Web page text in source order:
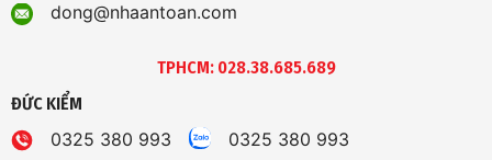
dong@nhaantoan.com
TPHCM: 028.38.685.689
ĐỨC KIỂM
0325 380 993
0325 380 993